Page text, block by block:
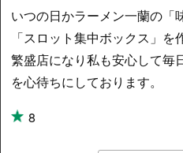
いつの日かラーメン一蘭の「
「スロット集中ボックス」
繁盛店になり私も安心して毎
を心待ちにしております。
8